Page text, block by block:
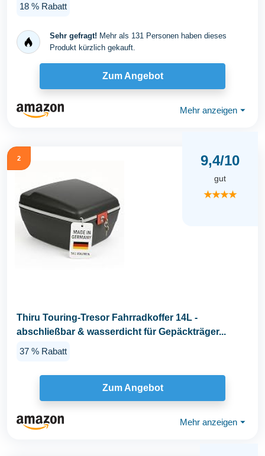
18 % Rabatt
Sehr gefragt! Mehr als 131 Personen haben dieses
Produkt kürzlich gekauft.
Zum Angebot
Mehr anzeigen ⏷
2 9,4/10
gut
★★★★
Thiru Touring-Tresor Fahrradkoffer 14L -
abschließbar & wasserdicht für Gepäckträger...
37 % Rabatt
Zum Angebot
Mehr anzeigen ⏷